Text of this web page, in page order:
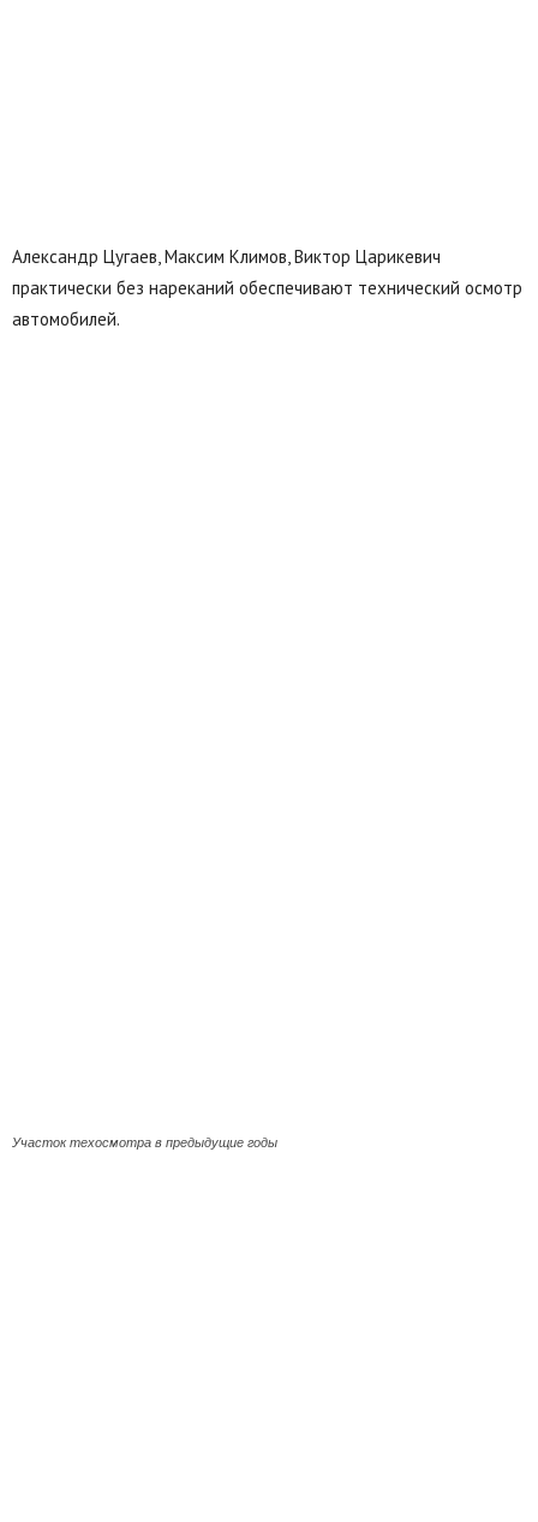
Александр Цугаев, Максим Климов, Виктор Царикевич
практически без нареканий обеспечивают технический осмотр
автомобилей.
Участок техосмотра в предыдущие годы